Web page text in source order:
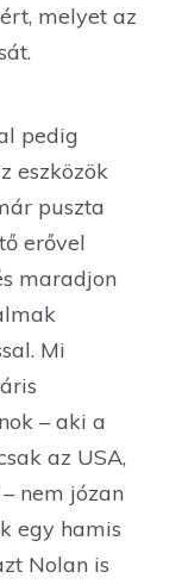
melyet az
pedig
eszközök
puszta
erővel
maradjon
Mi
– aki a
az USA,
nem józan
egy hamis
Nolan is